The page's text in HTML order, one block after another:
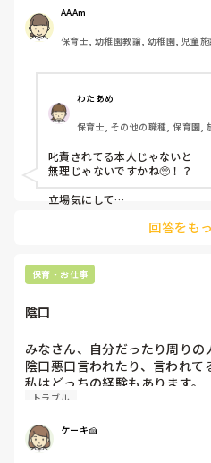
※でも媚び売る、私も苦手な1人
ざまぁな目に遭ったので良かっ
この繰り返しをするから、組織
居座られたら、追い出すに追い
そのお城は、砂でできた崩れ
そんな奴はさ、保育士という職
勤するのに、、と士気が下がり
労基などに訴える？？などとい
ラ上がってますが、録音や動
提出すれば、理事長が少しで
ょうか。。
こちら、社会福祉法人です。
AAAm
保育士, 幼稚園教諭, 幼稚園, 児童施
わたあめ
保育士, その他の職種, 保育園,
叱責されてる本人じゃないと
無理じゃないですかね🥺！？
立場気にして
なんて証言されたら‥🥺 回答をも
保育・お仕事
陰口
みなさん、自分だったり周りの
陰口悪口言われたり、言われて
私はどっちの経験もあります。
1人で子ども見なきゃねとか言わ
「えぇ、〇〇先生と〇〇先生ど
分だって、その日時短なのに
トラブル
ケーキ🍰